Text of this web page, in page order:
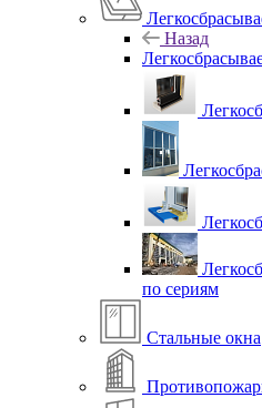
Назад
по сериям
Стальные окна